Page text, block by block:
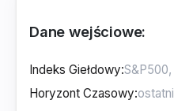
Dane wejściowe:
Indeks Giełdowy:
Horyzont Czasowy: